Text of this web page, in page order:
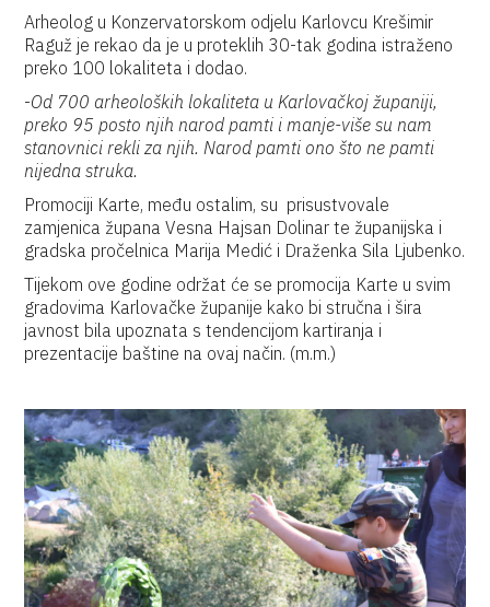
Arheolog u Konzervatorskom odjelu Karlovcu Krešimir
Raguž je rekao da je u proteklih 30-tak godina istraženo
preko 100 lokaliteta i dodao.
-Od 700 arheoloških lokaliteta u Karlovačkoj županiji,
preko 95 posto njih narod pamti i manje-više su nam
stanovnici rekli za njih. Narod pamti ono što ne pamti
nijedna struka.
Promociji Karte, među ostalim, su prisustvovale
zamjenica župana Vesna Hajsan Dolinar te županijska i
gradska pročelnica Marija Medić i Draženka Sila Ljubenko.
Tijekom ove godine održat će se promocija Karte u svim
gradovima Karlovačke županije kako bi stručna i šira
javnost bila upoznata s tendencijom kartiranja i
prezentacije baštine na ovaj način. (m.m.)